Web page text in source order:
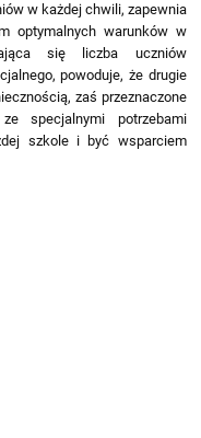
w każdej chwili, zapewnia
optymalnych warunków w
się liczba uczniów
powoduje, że drugie
zaś przeznaczone
specjalnymi potrzebami
szkole i być wsparciem